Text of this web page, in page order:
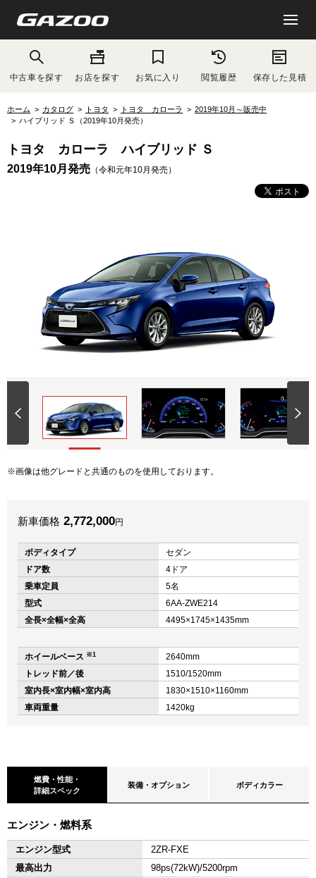
中古車を探す お店を探す お気に入り 閲覧履歴 保存した見積
ホーム カタログ トヨタ トヨタ カローラ
2019年10月～販売中
ハイブリッド Ｓ（2019年10月発売）
トヨタ カローラ ハイブリッド Ｓ
2019年10月発売 （令和元年10月発売）
画像は他グレードと共通のものを使用しております。
新車価格 2,772,000円
ボディタイプ
セダン
ドア数
4ドア
乗車定員
5名
型式
6AA-ZWE214
全長×全幅×全高
4495×1745×1435mm
ホイールベース ※1
2640mm
トレッド前／後
1510/1520mm
室内長×室内幅×室内高
1830×1510×1160mm
車両重量
1420kg
燃費・性能・
詳細スペック
装備・オプション ボディカラー
エンジン・燃料系
エンジン型式
2ZR-FXE
最高出力
98ps(72kW)/5200rpm